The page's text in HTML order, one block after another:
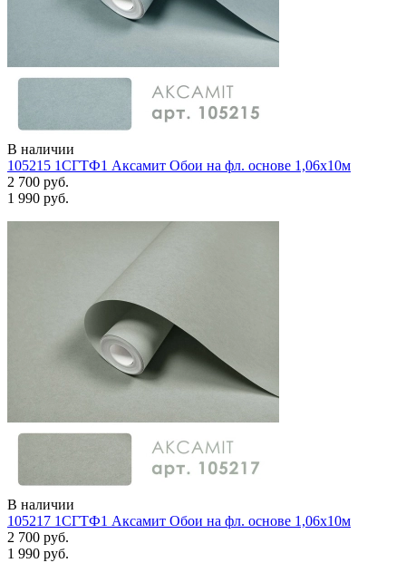
В наличии
105215 1СГТФ1 Аксамит Обои на фл. основе 1,06х10м
2 700 руб.
1 990 руб.
В наличии
105217 1СГТФ1 Аксамит Обои на фл. основе 1,06х10м
2 700 руб.
1 990 руб.